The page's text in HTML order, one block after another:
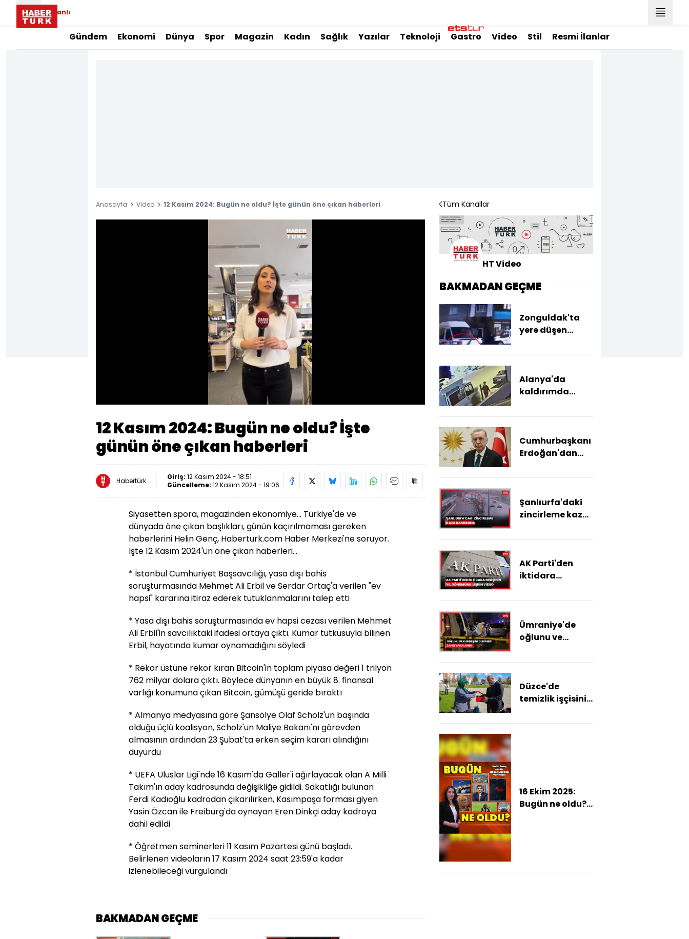
Canlı
Gündem Ekonomi Dünya Spor Magazin Kadın Sağlık Yazılar Teknoloji Gastro Video Stil Resmi İlanlar
Anasayfa Video 12 Kasım 2024: Bugün ne oldu? İşte günün öne çıkan haberleri
12 Kasım 2024: Bugün ne oldu? İşte
günün öne çıkan haberleri
Habertürk Giriş: 12 Kasım 2024 - 18:51
Güncelleme: 12 Kasım 2024 - 19:06
Siyasetten spora, magazinden ekonomiye... Türkiye'de ve
dünyada öne çıkan başlıkları, günün kaçırılmaması gereken
haberlerini Helin Genç, Haberturk.com Haber Merkezi'ne soruyor.
İşte 12 Kasım 2024'ün öne çıkan haberleri...
* İstanbul Cumhuriyet Başsavcılığı, yasa dışı bahis
soruşturmasında Mehmet Ali Erbil ve Serdar Ortaç'a verilen "ev
hapsi" kararına itiraz ederek tutuklanmalarını talep etti
* Yasa dışı bahis soruşturmasında ev hapsi cezası verilen Mehmet
Ali Erbil'in savcılıktaki ifadesi ortaya çıktı. Kumar tutkusuyla bilinen
Erbil, hayatında kumar oynamadığını söyledi
* Rekor üstüne rekor kıran Bitcoin'in toplam piyasa değeri 1 trilyon
762 milyar dolara çıktı. Böylece dünyanın en büyük 8. finansal
varlığı konumuna çıkan Bitcoin, gümüşü geride bıraktı
* Almanya medyasına göre Şansölye Olaf Scholz'un başında
olduğu üçlü koalisyon, Scholz'un Maliye Bakanı'nı görevden
almasının ardından 23 Şubat'ta erken seçim kararı alındığını
duyurdu
* UEFA Uluslar Ligi'nde 16 Kasım'da Galler'i ağırlayacak olan A Milli
Takım'ın aday kadrosunda değişikliğe gidildi. Sakatlığı bulunan
Ferdi Kadıoğlu kadrodan çıkarılırken, Kasımpaşa forması giyen
Yasin Özcan ile Freiburg'da oynayan Eren Dinkçi aday kadroya
dahil edildi
* Öğretmen seminerleri 11 Kasım Pazartesi günü başladı.
Belirlenen videoların 17 Kasım 2024 saat 23:59'a kadar
izlenebileceği vurgulandı
BAKMADAN GEÇME
Tüm Kanallar
HT Video
BAKMADAN GEÇME
Zonguldak'ta
yere düşen
altında kalarak
Alanya'da
kaldırımda
şüpheli
Cumhurbaşkanı
Erdoğan'dan
taziye telefonu
Şanlıurfa'daki
zincirleme kaza
2 yaralı
AK Parti'den
iktidara
dönümüne
Ümraniye'de
oğlunu ve
öldüren zanlı
Düzce'de
temizlik işçisinin
hassasiyeti
16 Ekim 2025:
Bugün ne oldu?